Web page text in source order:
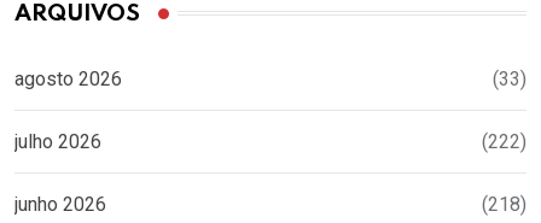
ARQUIVOS
agosto 2026 (33)
julho 2026 (222)
junho 2026 (218)